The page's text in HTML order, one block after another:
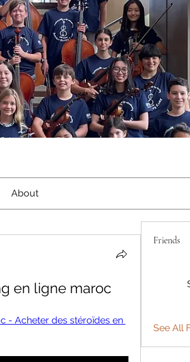
About
en ligne maroc
- Acheter des stéroïdes en
Friends
See All